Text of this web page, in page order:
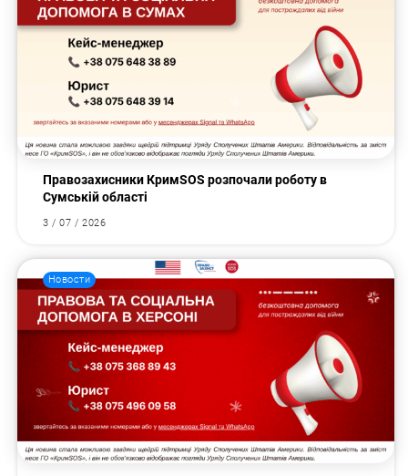
Правозахисники КримSOS розпочали роботу в
Сумській області
3 / 07 / 2026
Новости